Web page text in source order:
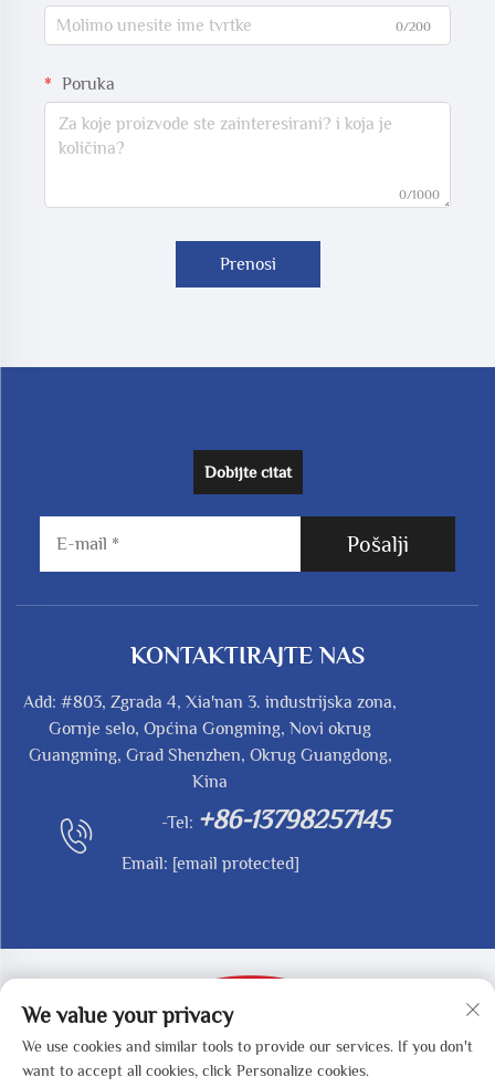
0/200
Poruka
0/1000
Prenosi
Dobijte citat
Pošalji
KONTAKTIRAJTE NAS
Add: #803, Zgrada 4, Xia'nan 3. industrijska zona,
Gornje selo, Općina Gongming, Novi okrug
Guangming, Grad Shenzhen, Okrug Guangdong,
Kina
-Tel: +86-13798257145
Email: [email protected]
Autorska prava © 2025 SHENZHEN REDY-MED
TECHNOLOGY CO.,LTD - Politika privatnosti
We value your privacy
We use cookies and similar tools to provide our services. If you don't
want to accept all cookies, click Personalize cookies.